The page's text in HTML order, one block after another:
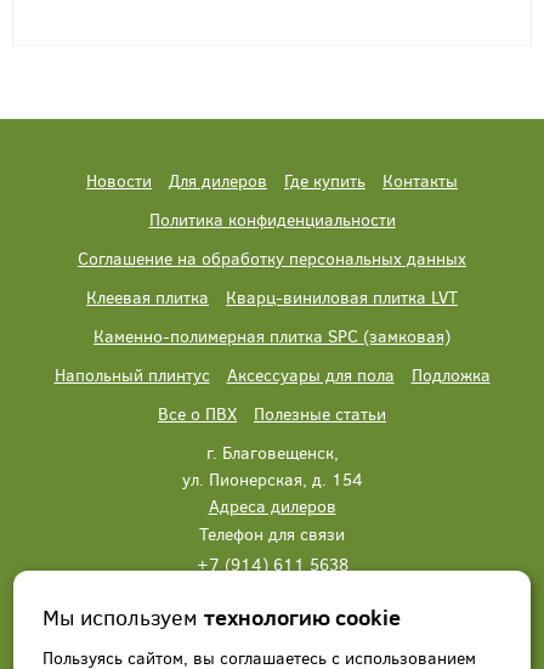
Новости Для дилеров Где купить
Контакты
Политика конфиденциальности
Соглашение на обработку персональных данных
Клеевая плитка
Кварц-виниловая плитка LVT
Каменно-полимерная плитка SPC (замковая)
Напольный плинтус
Аксессуары для пола
Подложка
Все о ПВХ
Полезные статьи
г. Благовещенск,
ул. Пионерская, д. 154
Адреса дилеров
Телефон для связи
+7 (914) 611 5638
Написать нам Заказать звонок
Мы используемтехнологию cookie
Пользуясь сайтом, вы соглашаетесь с использованием